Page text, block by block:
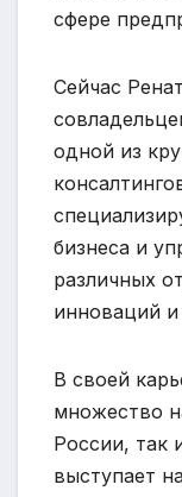
сфере
Сейчас
одной из
бизнеса и
различных
инноваций и
В своей
множество
России, так
выступает